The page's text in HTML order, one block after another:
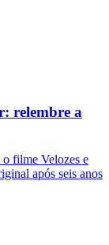
relembre a
o filme Velozes e
após seis anos